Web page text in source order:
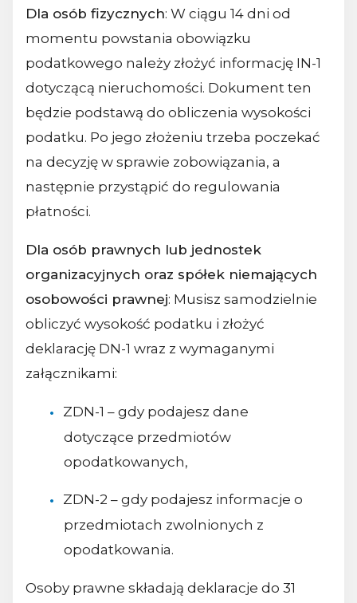
Dla osób fizycznych: W ciągu 14 dni od
momentu powstania obowiązku
podatkowego należy złożyć informację IN-1
dotyczącą nieruchomości. Dokument ten
będzie podstawą do obliczenia wysokości
podatku. Po jego złożeniu trzeba poczekać
na decyzję w sprawie zobowiązania, a
następnie przystąpić do regulowania
płatności.
Dla osób prawnych lub jednostek
organizacyjnych oraz spółek niemających
osobowości prawnej: Musisz samodzielnie
obliczyć wysokość podatku i złożyć
deklarację DN-1 wraz z wymaganymi
załącznikami:
ZDN-1 – gdy podajesz dane
dotyczące przedmiotów
opodatkowanych,
ZDN-2 – gdy podajesz informacje o
przedmiotach zwolnionych z
opodatkowania.
Osoby prawne składają deklaracje do 31